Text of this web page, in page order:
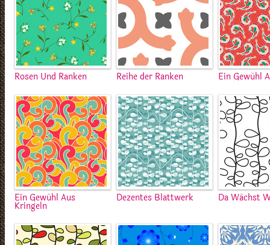
Rosen Und Ranken Reihe der Ranken Ein Gewühl
Ein Gewühl Aus
Kringeln
Dezentes Blattwerk Da Wächst